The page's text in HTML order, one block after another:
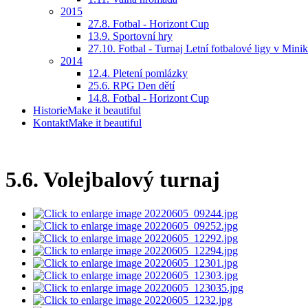
2015
27.8. Fotbal - Horizont Cup
13.9. Sportovní hry
27.10. Fotbal - Turnaj Letní fotbalové ligy v
2014
12.4. Pletení pomlázky
25.6. RPG Den dětí
14.8. Fotbal - Horizont Cup
HistorieMake it beautiful
KontaktMake it beautiful
5.6. Volejbalový turnaj